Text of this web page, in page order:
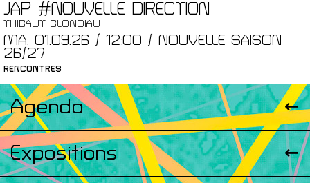
JAP #NOUVELLE DIRECTION
THIBAUT BLONDIAU
MA. 01.09.26 / 12:00 / NOUVELLE SAISON
26/27
RENCONTRES
Agenda
Expositions